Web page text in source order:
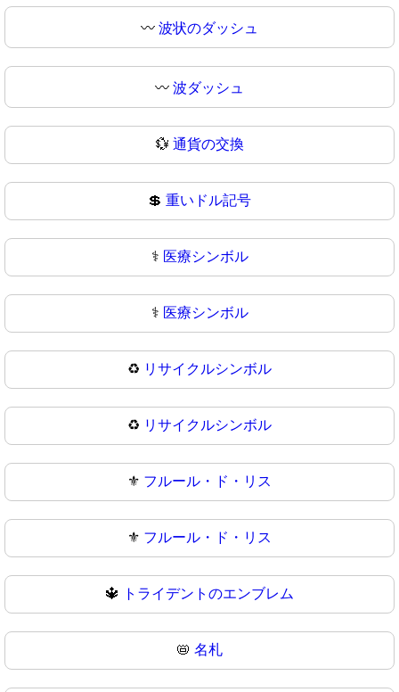
〰️ 波状のダッシュ
〰 波ダッシュ
💱 通貨の交換
💲 重いドル記号
⚕️ 医療シンボル
⚕ 医療シンボル
♻️ リサイクルシンボル
♻ リサイクルシンボル
⚜️ フルール・ド・リス
⚜ フルール・ド・リス
🔱 トライデントのエンブレム
📛 名札